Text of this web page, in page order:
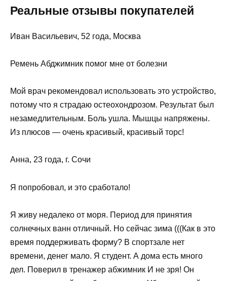
Реальные отзывы покупателей
Иван Васильевич, 52 года, Москва
Ремень Абджимник помог мне от болезни
Мой врач рекомендовал использовать это устройство,
потому что я страдаю остеохондрозом. Результат был
незамедлительным. Боль ушла. Мышцы напряжены.
Из плюсов — очень красивый, красивый торс!
Анна, 23 года, г. Сочи
Я попробовал, и это сработало!
Я живу недалеко от моря. Период для принятия
солнечных ванн отличный. Но сейчас зима (((Как в это
время поддерживать форму? В спортзале нет
времени, денег мало. Я студент. А дома есть много
дел. Поверил в тренажер абжимник И не зря! Он